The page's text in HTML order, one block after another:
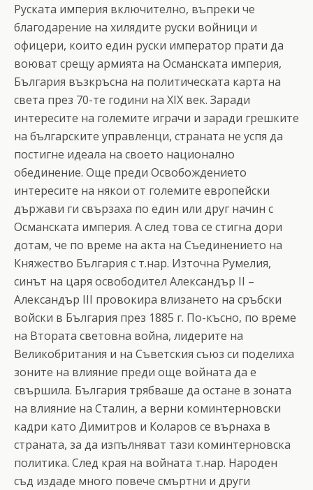
Руската империя включително, въпреки че
благодарение на хилядите руски войници и
офицери, които един руски император прати да
воюват срещу армията на Османската империя,
България възкръсна на политическата карта на
света през 70-те години на XIX век. Заради
интересите на големите играчи и заради грешките
на българските управленци, страната не успя да
постигне идеала на своето национално
обединение. Още преди Освобождението
интересите на някои от големите европейски
държави ги свързаха по един или друг начин с
Османската империя. А след това се стигна дори
дотам, че по време на акта на Съединението на
Княжество България с т.нар. Източна Румелия,
синът на царя освободител Александър II –
Александър III провокира влизането на сръбски
войски в България през 1885 г. По-късно, по време
на Втората световна война, лидерите на
Великобритания и на Съветския съюз си поделиха
зоните на влияние преди още войната да е
свършила. България трябваше да остане в зоната
на влияние на Сталин, а верни коминтерновски
кадри като Димитров и Коларов се върнаха в
страната, за да изпълняват тази коминтерновска
политика. След края на войната т.нар. Народен
съд издаде много повече смъртни и други